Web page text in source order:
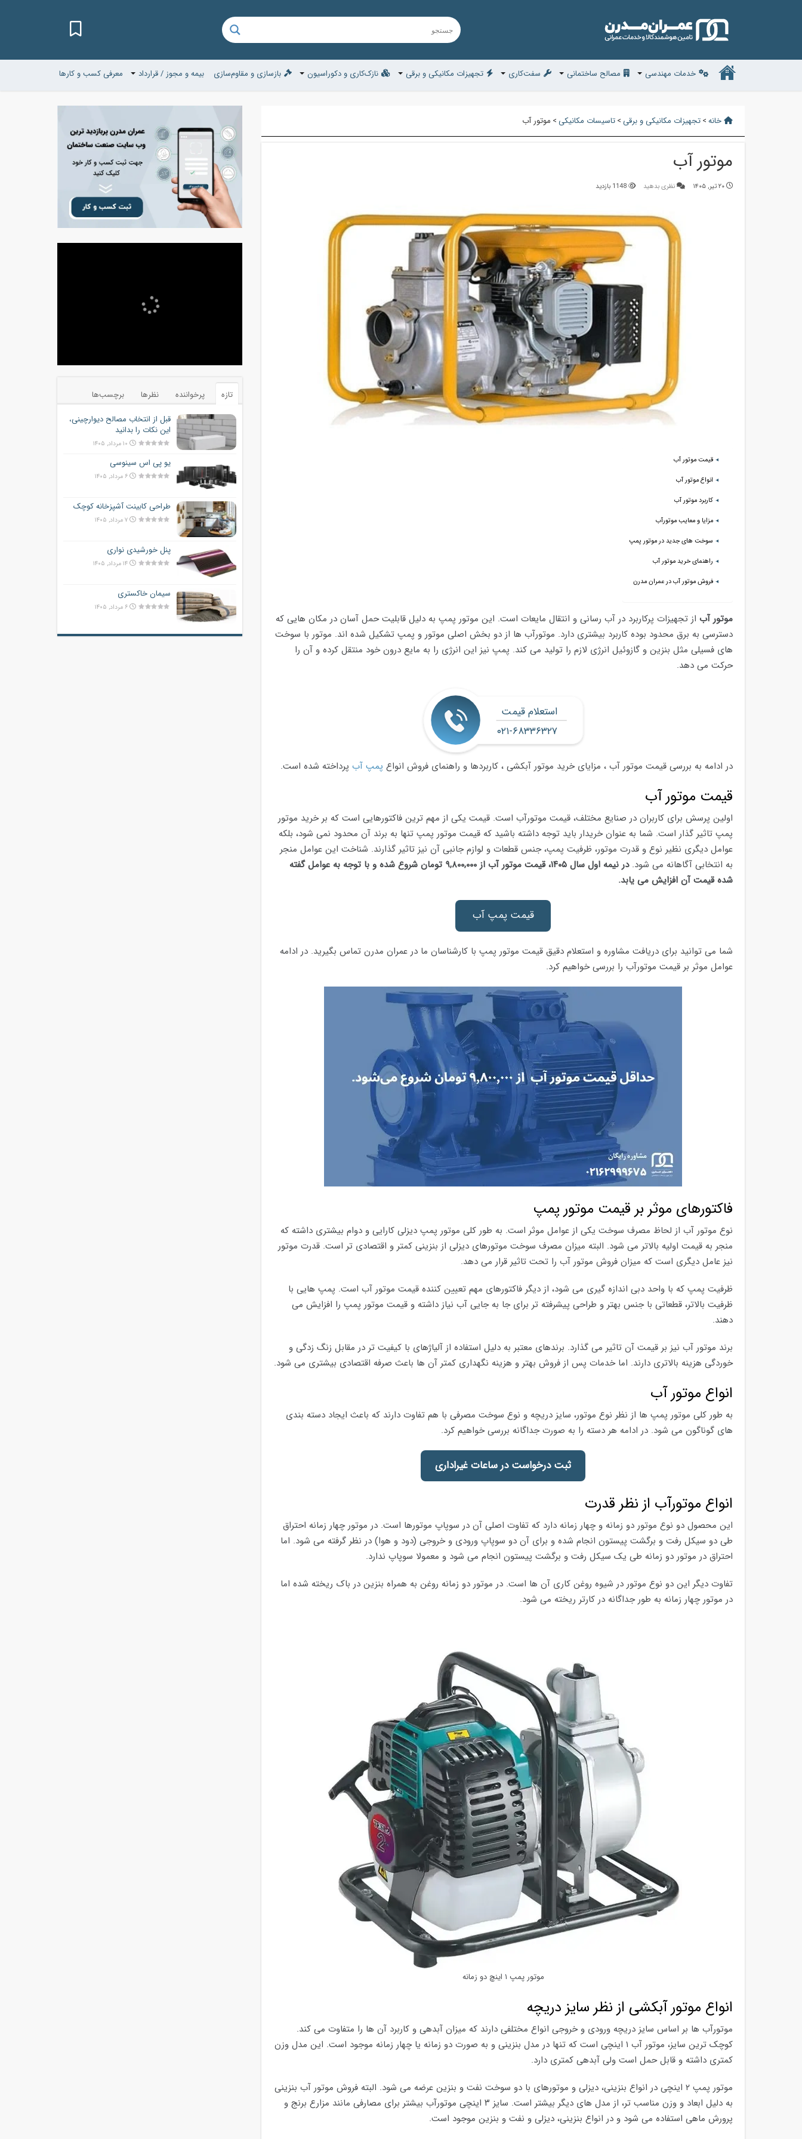
خدمات مهندسی مصالح ساختمانی سفت‌کاری تجهیزات مکانیکی و برقی نازک‌کاری و دکوراسیون بازسازی و مقاوم‌سازی بیمه و مجوز / قرارداد معرفی کسب و کارها
خانه>تجهیزات مکانیکی و برقی>تاسیسات مکانیکی> موتور آب
موتور آب
۲۰ تیر, ۱۴۰۵ نظری بدهید 1148 بازدید
قیمت موتور آب
انواع موتور آب
کاربرد موتور آب
مزایا و معایب موتورآب
سوخت های جدید در موتور پمپ
راهنمای خرید موتور آب
فروش موتور آب در عمران مدرن
موتور آب از تجهیزات پرکاربرد در آب رسانی و انتقال مایعات است. این موتور پمپ به دلیل قابلیت حمل آسان در مکان هایی که
دسترسی به برق محدود بوده کاربرد بیشتری دارد. موتورآب ها از دو بخش اصلی موتور و پمپ تشکیل شده اند. موتور با سوخت
های فسیلی مثل بنزین و گازوئیل انرژی لازم را تولید می کند. پمپ نیز این انرژی را به مایع درون خود منتقل کرده و آن را
حرکت می دهد.
استعلام قیمت
۰۲۱-۶۸۳۳۶۳۲۷
در ادامه به بررسی قیمت موتور آب ، مزایای خرید موتور آبکشی ، کاربردها و راهنمای فروش انواع پمپ آب پرداخته شده است.
قیمت موتور آب
اولین پرسش برای کاربران در صنایع مختلف، قیمت موتورآب است. قیمت یکی از مهم ترین فاکتورهایی است که بر خرید موتور
پمپ تاثیر گذار است. شما به عنوان خریدار باید توجه داشته باشید که قیمت موتور پمپ تنها به برند آن محدود نمی شود، بلکه
عوامل دیگری نظیر نوع و قدرت موتور، ظرفیت پمپ، جنس قطعات و لوازم جانبی آن نیز تاثیر گذارند. شناخت این عوامل منجر
به انتخابی آگاهانه می شود.در نیمه اول سال ۱۴۰۵، قیمت موتور آب از ۹ ,۸۰۰,۰۰۰
تومان شروع شده و با توجه به عوامل گفته
شده قیمت آن افزایش می یابد.
قیمت پمپ آب
شما می توانید برای دریافت مشاوره و استعلام دقیق قیمت موتور پمپ با کارشناسان ما در عمران مدرن تماس بگیرید. در ادامه
عوامل موثر بر قیمت موتورآب را بررسی خواهیم کرد.
فاکتورهای موثر بر قیمت موتور پمپ
نوع موتور آب از لحاظ مصرف سوخت یکی از عوامل موثر است. به طور کلی موتور پمپ دیزلی کارایی و دوام بیشتری داشته که
منجر به قیمت اولیه بالاتر می شود. البته میزان مصرف سوخت موتورهای دیزلی از بنزینی کمتر و اقتصادی تر است. قدرت موتور
نیز عامل دیگری است که میزان فروش موتور آب را تحت تاثیر قرار می دهد.
ظرفیت پمپ که با واحد دبی اندازه گیری می شود، از دیگر فاکتورهای مهم تعیین کننده قیمت موتور آب است. پمپ هایی با
ظرفیت بالاتر، قطعاتی با جنس بهتر و طراحی پیشرفته تر برای جا به جایی آب نیاز داشته و قیمت موتور پمپ را افزایش می
دهند.
برند موتور آب نیز بر قیمت آن تاثیر می گذارد. برندهای معتبر به دلیل استفاده از آلیاژهای با کیفیت تر در مقابل زنگ زدگی و
خوردگی هزینه بالاتری دارند. اما خدمات پس از فروش بهتر و هزینه نگهداری کمتر آن ها باعث صرفه اقتصادی بیشتری می شود.
انواع موتور آب
به طور کلی موتور پمپ ها از نظر نوع موتور، سایز دریچه و نوع سوخت مصرفی با هم تفاوت دارند که باعث ایجاد دسته بندی
های گوناگون می شود. در ادامه هر دسته را به صورت جداگانه بررسی خواهیم کرد.
ثبت درخواست در ساعات غیراداری
انواع موتورآب از نظر قدرت
این محصول دو نوع موتور دو زمانه و چهار زمانه دارد که تفاوت اصلی آن در سوپاپ موتورها است. در موتور چهار زمانه احتراق
طی دو سیکل رفت و برگشت پیستون انجام شده و برای آن دو سوپاپ ورودی و خروجی (دود و هوا) در نظر گرفته می شود. اما
احتراق در موتور دو زمانه طی یک سیکل رفت و برگشت پیستون انجام می شود و معمولا سوپاپ ندارد.
تفاوت دیگر این دو نوع موتور در شیوه روغن کاری آن ها است. در موتور دو زمانه روغن به همراه بنزین در باک ریخته شده اما
در موتور چهار زمانه به طور جداگانه در کارتر ریخته می شود.
موتور پمپ ۱ اینچ دو زمانه
انواع موتور آبکشی از نظر سایز دریچه
موتورآب ها بر اساس سایز دریچه ورودی و خروجی انواع مختلفی دارند که میزان آبدهی و کاربرد آن ها را متفاوت می کند.
کوچک ترین سایز، موتور آب ۱ اینچی است که تنها در مدل بنزینی و به صورت دو زمانه یا چهار زمانه موجود است. این مدل وزن
کمتری داشته و قابل حمل است ولی آبدهی کمتری دارد.
موتور پمپ ۲ اینچی در انواع بنزینی، دیزلی و موتورهای با دو سوخت نفت و بنزین عرضه می شود. البته فروش موتور آب بنزینی
به دلیل ابعاد و وزن مناسب تر، از مدل های دیگر بیشتر است. سایز ۳ اینچی موتورآب بیشتر برای مصارفی مانند مزارع برنج و
پرورش ماهی استفاده می شود و در انواع بنزینی، دیزلی و نفت و بنزین موجود است.
تازه پرخواننده نظرها
برچسب‌ها
قبل از انتخاب مصالح دیوارچینی،
این نکات را بدانید
۱۰ مرداد, ۱۴۰۵
یو پی اس سینوسی
۶ مرداد, ۱۴۰۵
طراحی کابینت آشپزخانه کوچک
۷ مرداد, ۱۴۰۵
پنل خورشیدی نواری
۱۴ مرداد, ۱۴۰۵
سیمان خاکستری
۶ مرداد, ۱۴۰۵